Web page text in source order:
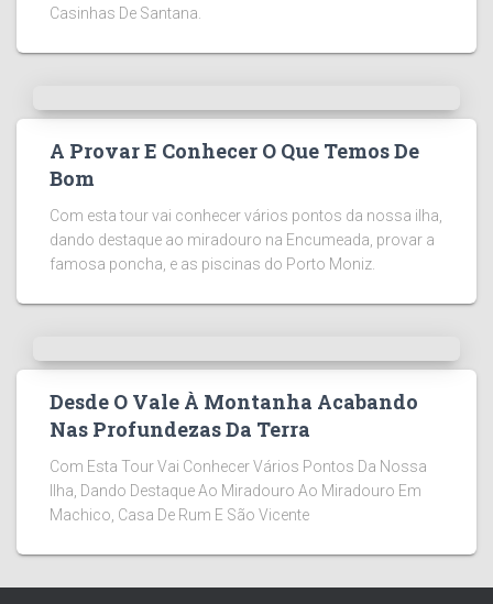
Casinhas De Santana.
A Provar E Conhecer O Que Temos De
Bom
Com esta tour vai conhecer vários pontos da nossa ilha,
dando destaque ao miradouro na Encumeada, provar a
famosa poncha, e as piscinas do Porto Moniz.
Desde O Vale À Montanha Acabando
Nas Profundezas Da Terra
Com Esta Tour Vai Conhecer Vários Pontos Da Nossa
Ilha, Dando Destaque Ao Miradouro Ao Miradouro Em
Machico, Casa De Rum E São Vicente